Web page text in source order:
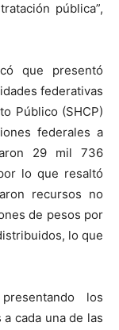
pública”,
que presentó
federativas
Público (SHCP)
federales a
29 mil 736
lo que resaltó
recursos no
de pesos por
lo que
los
cada una de las